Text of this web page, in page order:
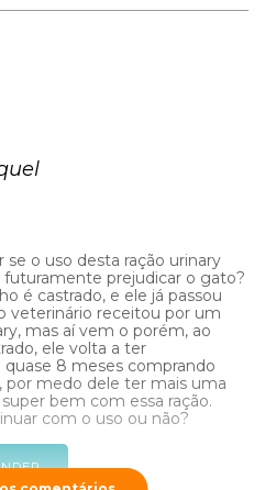
se o uso desta ração urinary
prejudicar o gato?
é castrado, e ele já passou
veterinário receitou por um
mas aí vem o porém, ao
ele volta a ter
quase 8 meses comprando
por medo dele ter mais uma
bem com essa ração.
com o uso ou não?